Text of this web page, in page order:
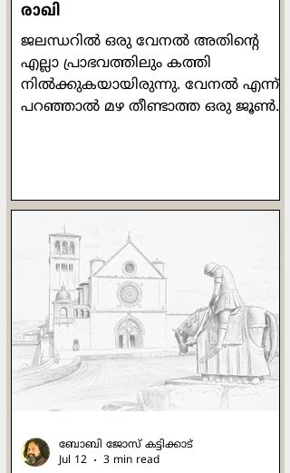
രാഖി
ജലന്ധറില്‍ ഒരു വേനല്‍ അതിന്‍റെ
എല്ലാ പ്രാഭവത്തിലും കത്തി
നില്‍ക്കുകയായിരുന്നു. വേനല്‍ എന്ന്
പറഞ്ഞാല്‍ മഴ തീണ്ടാത്ത ഒരു ജൂണ്‍
നാട്ടിലെ കായലുകളെപ്പോലെ
തോന്നിപ്പിച്ചു. ഉച്ചക്കത്തെ ചൂട്
സഹിക്കാന്‍ വയ്യാതെ ഞാന്‍ പുറത്ത്
കൂടെ നടക്കുമ്പോള്‍
ജനലിനരികിലേക്ക് ഒരു കല്ല് വീഴുന്ന
ശബ്ദം കേട്ടു. ആ വശത്തേക്ക്
നോക്കിയപ്പോള്‍ വീണ്ടുമതാ കല്ലിനു
പകരം ഒരു മരക്കഷണം മുകളിലേക്ക്
ബോബി ജോസ് കട്ടിക്കാട്
Jul 12
3 min read